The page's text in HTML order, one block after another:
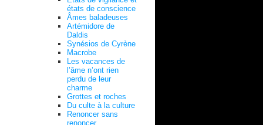
états de conscience
Âmes baladeuses
Artémidore de
Daldis
Synésios de Cyrène
Macrobe
Les vacances de
l’âme n’ont rien
perdu de leur
charme
Grottes et roches
Du culte à la culture
Renoncer sans
renoncer